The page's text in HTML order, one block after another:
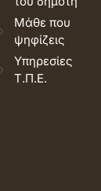
Μάθε που
ψηφίζεις
Υπηρεσίες
Τ.Π.Ε.